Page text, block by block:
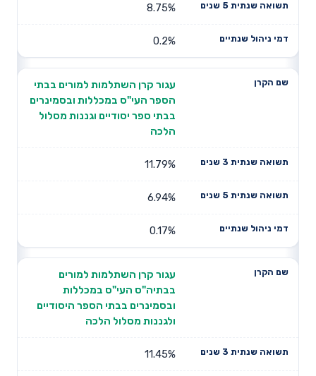
8.75%
0.2%
עגור קרן השתלמות למורים בבתי
הספר העי"ס במכללות ובסמינרים
בבתי ספר יסודיים וגננות מסלול
הלכה
11.79%
6.94%
0.17%
עגור קרן השתלמות למורים
בבתיה"ס העי"ס במכללות
ובסמינרים בבתי הספר היסודיים
ולגננות מסלול הלכה
11.45%